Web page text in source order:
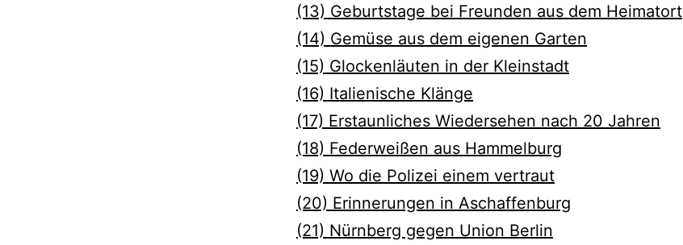
(13) Geburtstage bei Freunden aus dem Heimatort
(14) Gemüse aus dem eigenen Garten
(15) Glockenläuten in der Kleinstadt
(16) Italienische Klänge
(17) Erstaunliches Wiedersehen nach 20 Jahren
(18) Federweißen aus Hammelburg
(19) Wo die Polizei einem vertraut
(20) Erinnerungen in Aschaffenburg
(21) Nürnberg gegen Union Berlin